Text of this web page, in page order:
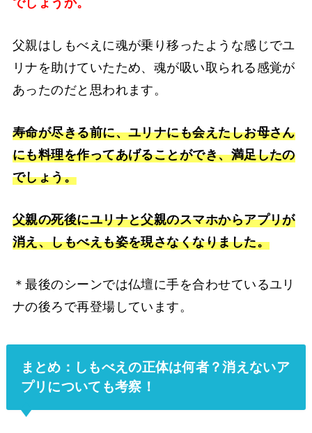
父親はしもべえに魂が乗り移ったような感じでユ
リナを助けていたため、魂が吸い取られる感覚が
あったのだと思われます。
寿命が尽きる前に、ユリナにも会えたしお母さん
にも料理を作ってあげることができ、満足したの
でしょう。
父親の死後にユリナと父親のスマホからアプリが
消え、しもべえも姿を現さなくなりました。
＊最後のシーンでは仏壇に手を合わせているユリ
ナの後ろで再登場しています。
まとめ：しもべえの正体は何者？消えないア
プリについても考察！